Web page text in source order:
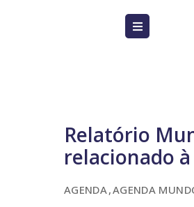
Relatório
relacionado
AGENDA AGENDA